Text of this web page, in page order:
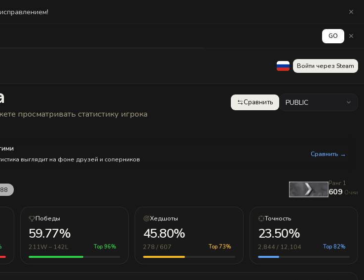
Войти через Steam
просматривать статистику игрока
Сравнить PUBLIC
выглядит на фоне друзей и соперников
Сравнить →
Ранг 1
609 Очки
Победы
59.77%
211W – 142L Top 96%
Хедшоты
45.80%
278 / 607 Top 73%
Точность
23.50%
2,844 / 12,104 Top 82%
GO